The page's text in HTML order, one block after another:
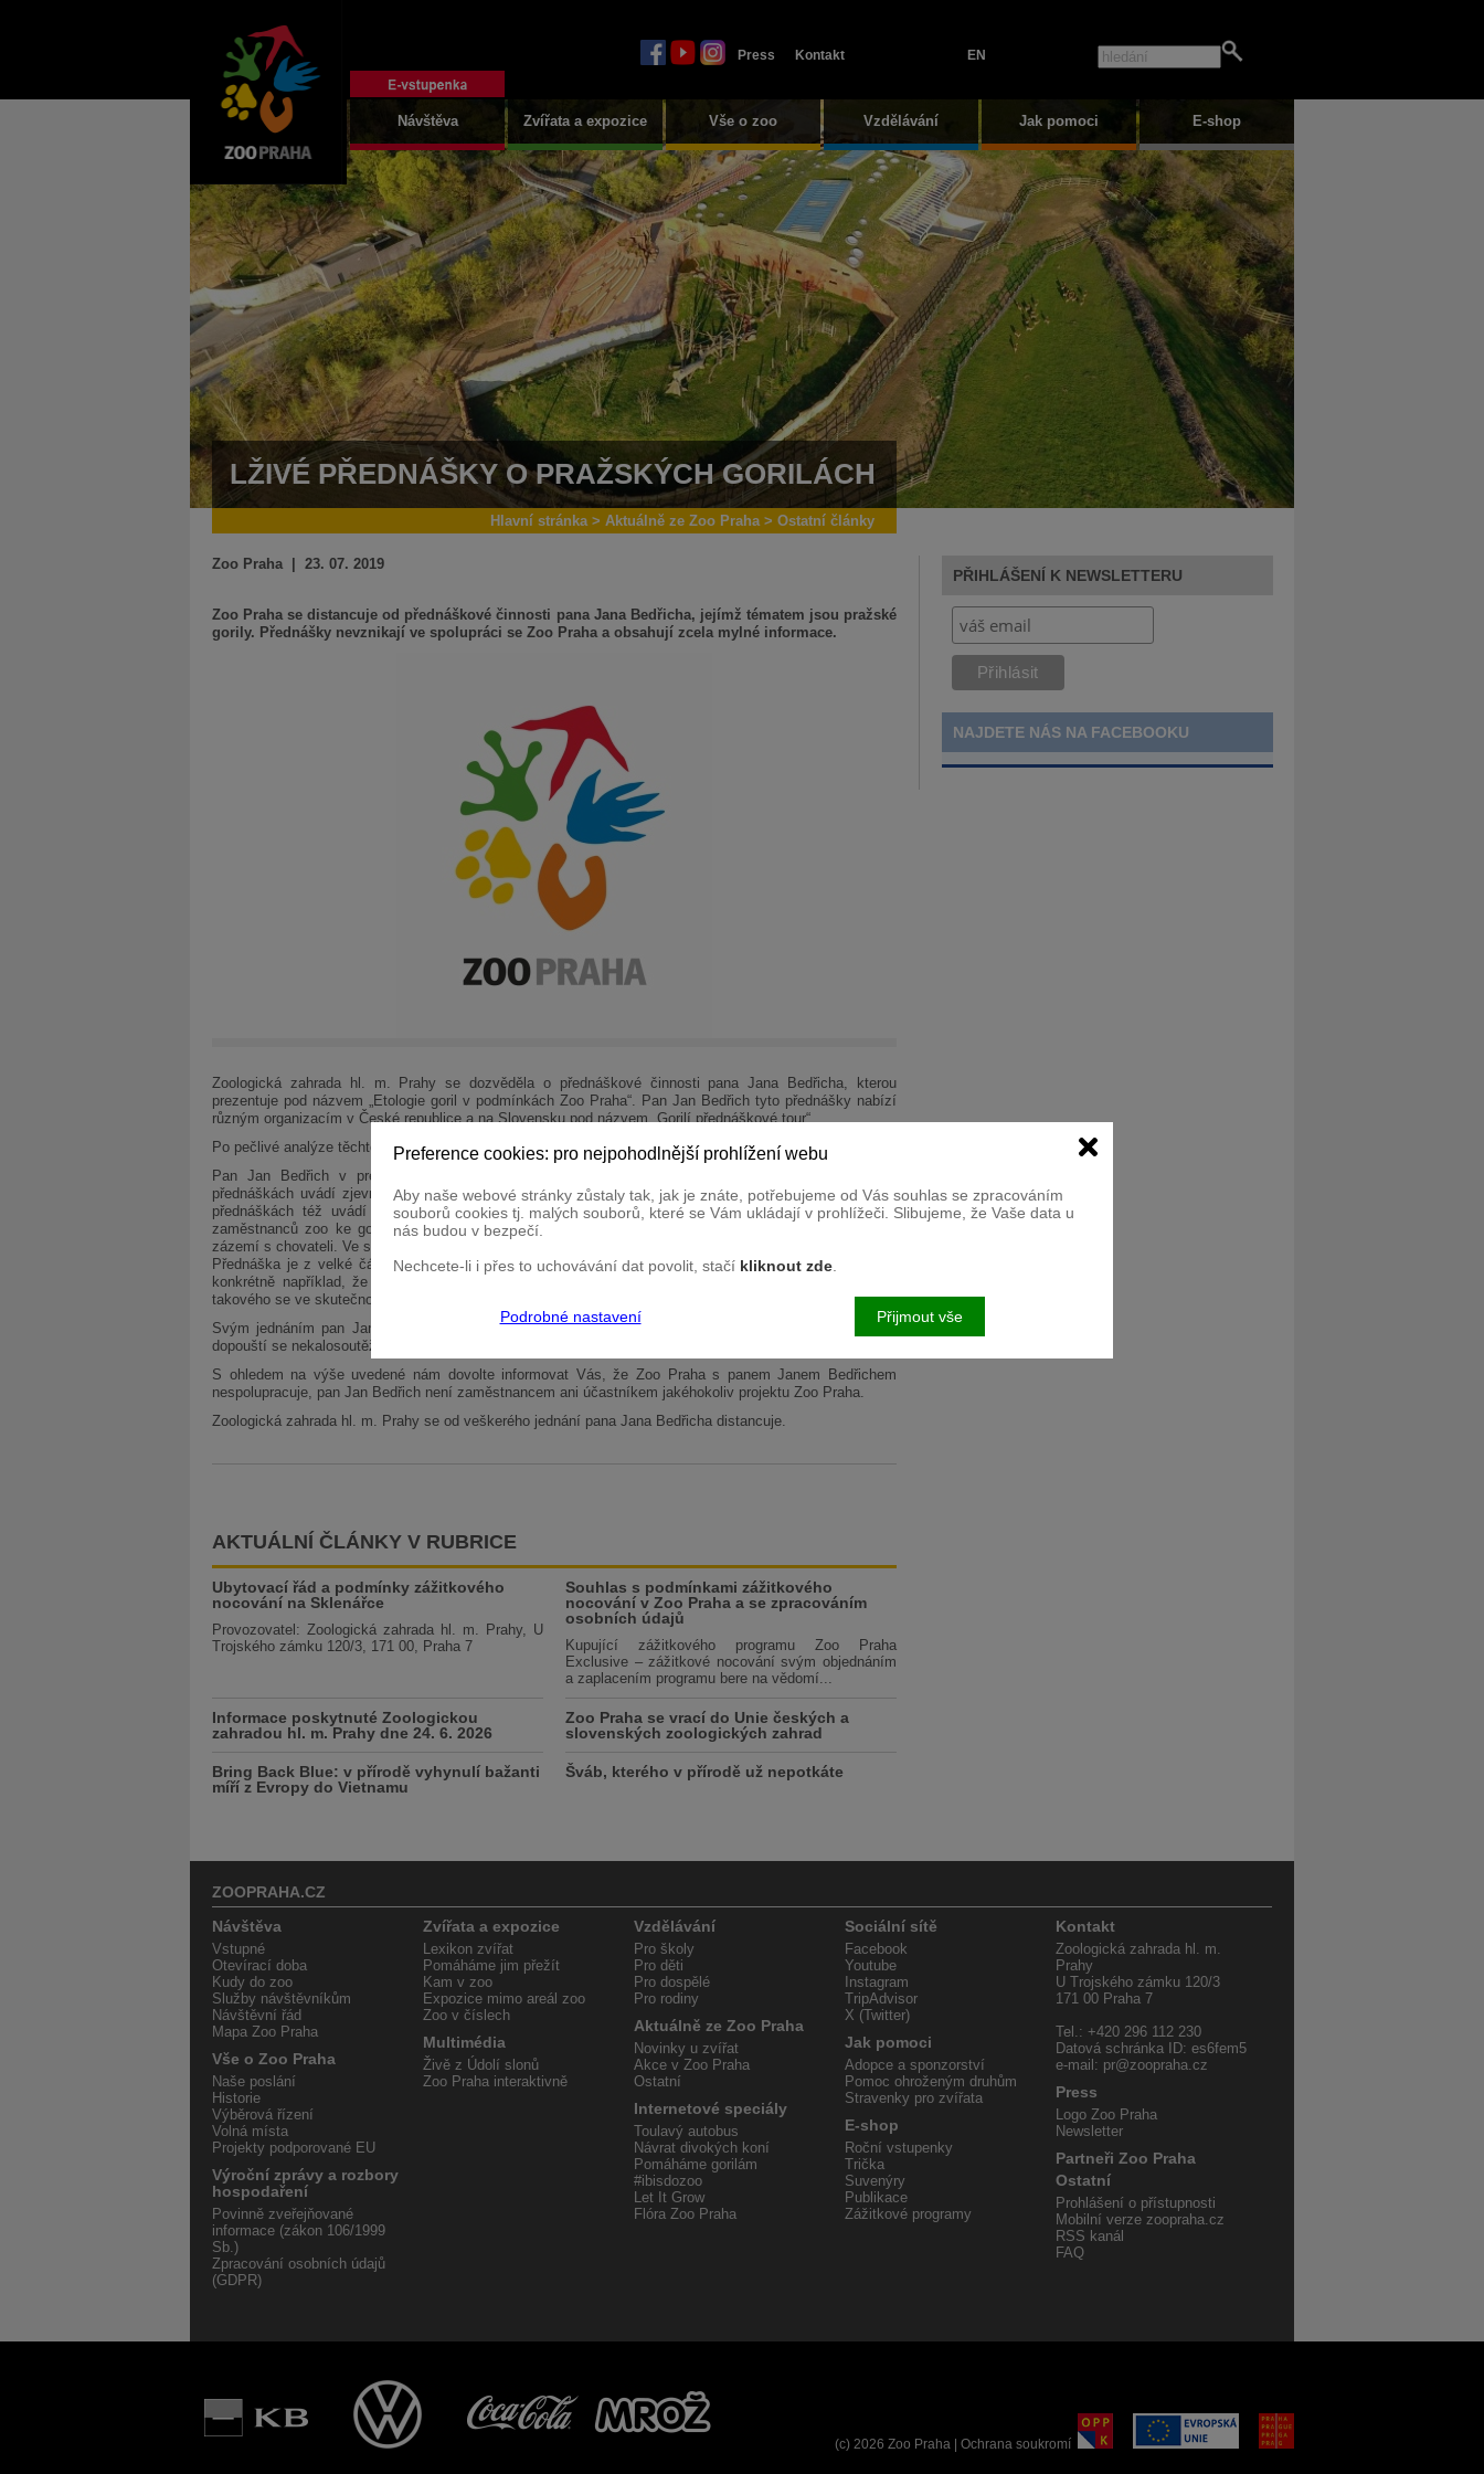
Press Kontakt EN
Návštěva Zvířata a expozice Vše o zoo Vzdělávání Jak pomoci E-shop
LŽIVÉ PŘEDNÁŠKY O PRAŽSKÝCH GORILÁCH
Hlavní stránka> Aktuálně ze Zoo Praha> Ostatní články
Zoo Praha | 23. 07. 2019
Zoo Praha se distancuje od přednáškové činnosti pana Jana Bedřicha, jejímž tématem jsou pražské
gorily. Přednášky nevznikají ve spolupráci se Zoo Praha a obsahují zcela mylné informace.
Zoologická zahrada hl. m. Prahy se dozvěděla o přednáškové činnosti pana Jana Bedřicha, kterou
prezentuje pod názvem „Etologie goril v podmínkách Zoo Praha“. Pan Jan Bedřich tyto přednášky nabízí
různým organizacím v České republice a na Slovensku pod názvem „Gorilí přednáškové tour“.
Po pečlivé analýze těchto přednášek Zoo Praha dospěla k následujícím závěrům:
Pan Jan Bedřich v prezentaci svých přednášek neoprávněně užívá logo Zoo Praha a na těchto
přednáškách uvádí zjevné nepravdy o domnělé spolupráci mezi jím a zoo. Pan Jan Bedřich ve svých
přednáškách též uvádí nepravdivá fakta o chovu goril v Zoo Praha, o jejich chování a o přístupu
zaměstnanců zoo ke gorilám. Pan Bedřich v přednáškách například pravidelně zmiňuje, že pracoval v
zázemí s chovateli. Ve skutečnosti však ani jednou v zázemí nebyl a s chovateli v zoo ani nikdy nemluvil.
Přednáška je z velké části postavena na vyprávění o údajných zážitcích pana Bedřicha z krmení goril,
konkrétně například, že ho samec Richard při krmení chytil za ruku a házel mu jablka na hlavu. Nic
takového se ve skutečnosti nikdy nestalo.
Svým jednáním pan Jan Bedřich zasahuje do dobré pověsti Zoo Praha, neoprávněně užívá její logo a
dopouští se nekalosoutěžního jednání.
S ohledem na výše uvedené nám dovolte informovat Vás, že Zoo Praha s panem Janem Bedřichem
nespolupracuje, pan Jan Bedřich není zaměstnancem ani účastníkem jakéhokoliv projektu Zoo Praha.
Zoologická zahrada hl. m. Prahy se od veškerého jednání pana Jana Bedřicha distancuje.
AKTUÁLNÍ ČLÁNKY V RUBRICE
Ubytovací řád a podmínky zážitkového
nocování na Sklenářce
Provozovatel: Zoologická zahrada hl. m. Prahy, U
Trojského zámku 120/3, 171 00, Praha 7
Souhlas s podmínkami zážitkového
nocování v Zoo Praha a se zpracováním
osobních údajů
Kupující zážitkového programu Zoo Praha
Exclusive – zážitkové nocování svým objednáním
a zaplacením programu bere na vědomí...
Informace poskytnuté Zoologickou
zahradou hl. m. Prahy dne 24. 6. 2026
Zoo Praha se vrací do Unie českých a
slovenských zoologických zahrad
Bring Back Blue: v přírodě vyhynulí bažanti
míří z Evropy do Vietnamu
Šváb, kterého v přírodě už nepotkáte
PŘIHLÁŠENÍ K NEWSLETTERU
NAJDETE NÁS NA FACEBOOKU
ZOOPRAHA.CZ
Návštěva
Vstupné
Otevírací doba
Kudy do zoo
Služby návštěvníkům
Návštěvní řád
Mapa Zoo Praha
Vše o Zoo Praha
Naše poslání
Historie
Výběrová řízení
Volná místa
Projekty podporované EU
Výroční zprávy a rozbory
hospodaření
Povinně zveřejňované
informace (zákon 106/1999
Sb.)
Zpracování osobních údajů
(GDPR)
Zvířata a expozice
Lexikon zvířat
Pomáháme jim přežít
Kam v zoo
Expozice mimo areál zoo
Zoo v číslech
Multimédia
Živě z Údolí slonů
Zoo Praha interaktivně
Vzdělávání
Pro školy
Pro děti
Pro dospělé
Pro rodiny
Aktuálně ze Zoo Praha
Novinky u zvířat
Akce v Zoo Praha
Ostatní
Internetové speciály
Toulavý autobus
Návrat divokých koní
Pomáháme gorilám
#ibisdozoo
Let It Grow
Flóra Zoo Praha
Sociální sítě
Facebook
Youtube
Instagram
TripAdvisor
X (Twitter)
Jak pomoci
Adopce a sponzorství
Pomoc ohroženým druhům
Stravenky pro zvířata
E-shop
Roční vstupenky
Trička
Suvenýry
Publikace
Zážitkové programy
Kontakt
Zoologická zahrada hl. m.
Prahy
U Trojského zámku 120/3
171 00 Praha 7
Tel.: +420 296 112 230
Datová schránka ID: es6fem5
e-mail: pr@zoopraha.cz
Press
Logo Zoo Praha
Newsletter
Partneři Zoo Praha
Ostatní
Prohlášení o přístupnosti
Mobilní verze zoopraha.cz
RSS kanál
FAQ
(c) 2026 Zoo Praha | Ochrana soukromí
Preference cookies: pro nejpohodlnější prohlížení webu
Aby naše webové stránky zůstaly tak, jak je znáte, potřebujeme od Vás souhlas se zpracováním
souborů cookies tj. malých souborů, které se Vám ukládají v prohlížeči. Slibujeme, že Vaše data u
nás budou v bezpečí.
Nechcete-li i přes to uchovávání dat povolit, stačí kliknout zde
Podrobné nastavení Přijmout vše